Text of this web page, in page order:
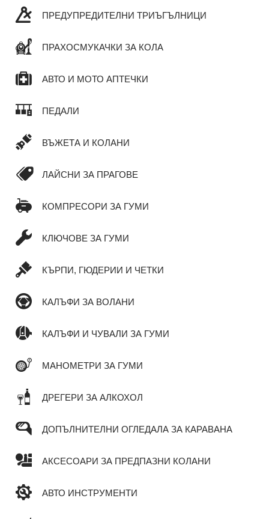
ПРЕДУПРЕДИТЕЛНИ ТРИЪГЪЛНИЦИ
ПРАХОСМУКАЧКИ ЗА КОЛА
АВТО И МОТО АПТЕЧКИ
ПЕДАЛИ
ВЪЖЕТА И КОЛАНИ
ЛАЙСНИ ЗА ПРАГОВЕ
КОМПРЕСОРИ ЗА ГУМИ
КЛЮЧОВЕ ЗА ГУМИ
КЪРПИ, ГЮДЕРИИ И ЧЕТКИ
КАЛЪФИ ЗА ВОЛАНИ
КАЛЪФИ И ЧУВАЛИ ЗА ГУМИ
МАНОМЕТРИ ЗА ГУМИ
ДРЕГЕРИ ЗА АЛКОХОЛ
ДОПЪЛНИТЕЛНИ ОГЛЕДАЛА ЗА КАРАВАНА
АКСЕСОАРИ ЗА ПРЕДПАЗНИ КОЛАНИ
АВТО ИНСТРУМЕНТИ